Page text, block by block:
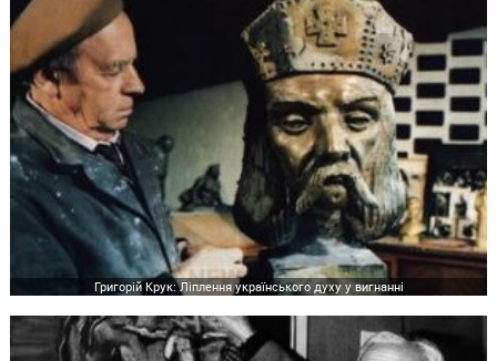
Григорій Крук: Ліплення українського духу у вигнанні